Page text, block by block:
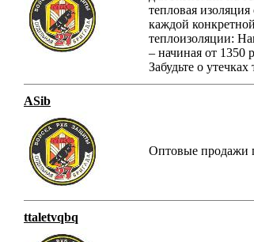
тепловая
каждой
теплоизоляции:
– начиная от 1350
Забудьте о
ASib
Оптовые продажи
ttaletvqbq